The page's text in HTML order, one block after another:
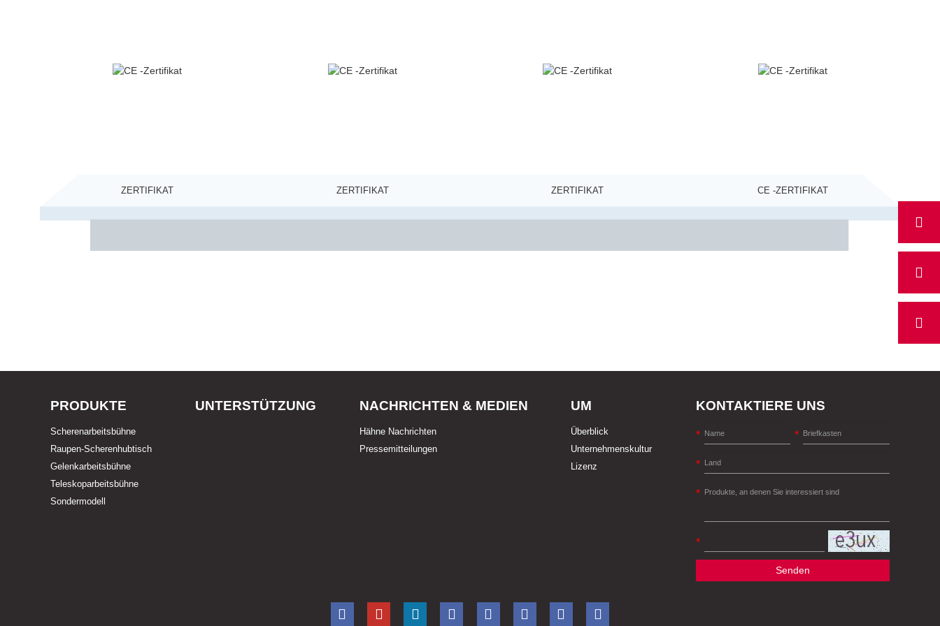
ZERTIFIKAT ZERTIFIKAT ZERTIFIKAT CE -ZERTIFIKAT
PRODUKTE
Scherenarbeitsbühne
Raupen-Scherenhubtisch
Gelenkarbeitsbühne
Teleskoparbeitsbühne
Sondermodell
UNTERSTÜTZUNG NACHRICHTEN & MEDIEN
Hähne Nachrichten
Pressemitteilungen
UM
Überblick
Unternehmenskultur
Lizenz
KONTAKTIERE UNS
Senden